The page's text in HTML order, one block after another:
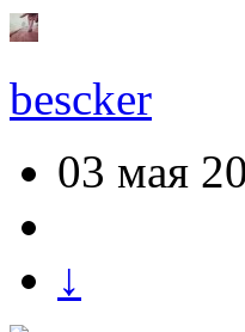
bescker
03 мая
↓